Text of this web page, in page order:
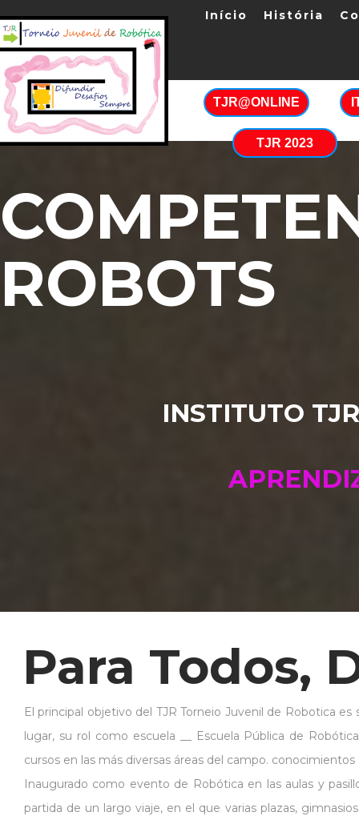
TJR@ONLINE
TJR 2023
Início História
ROBOTS
INSTITUTO
Para Todos,
El principal objetivo del TJR Torneio Juvenil de Robotica
lugar, su rol como escuela __ Escuela Pública de
cursos en las más diversas áreas del campo.
Inaugurado como evento de Robótica en las aulas y
partida de un largo viaje, en el que varias plazas,
INSTITUTO